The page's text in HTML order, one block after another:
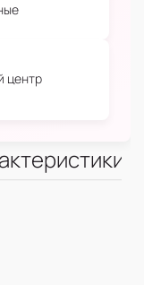
центр